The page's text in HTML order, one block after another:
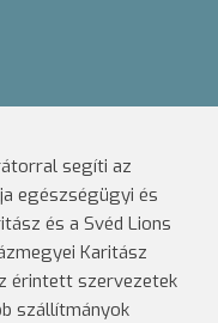
segíti az
egészségügyi és
és a Svéd Lions
Karitász
érintett szervezetek
szállítmányok